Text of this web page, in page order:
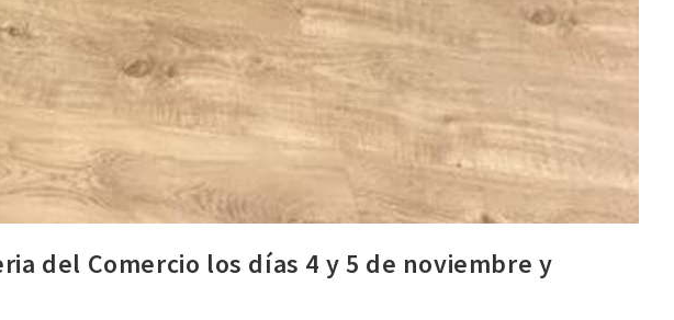
del Comercio los días 4 y 5 de noviembre y